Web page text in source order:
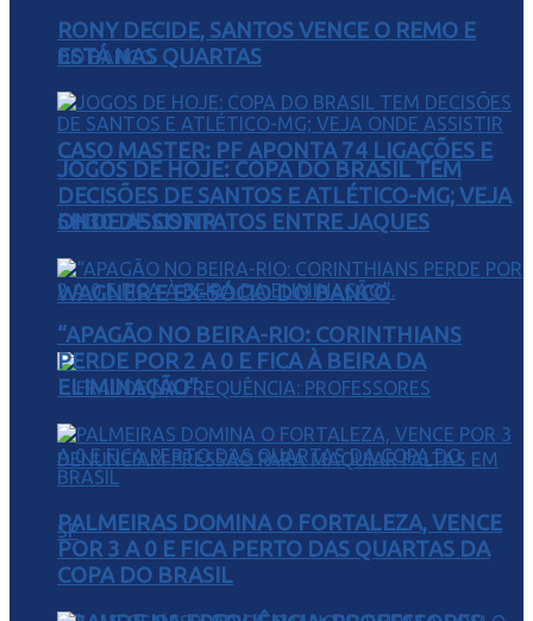
CASO MASTER: PF APONTA 74 LIGAÇÕES E
5H30 DE CONTATOS ENTRE JAQUES
WAGNER E EX-SÓCIO DO BANCO
RONY DECIDE, SANTOS VENCE O REMO E
ESTÁ NAS QUARTAS
JOGOS DE HOJE: COPA DO BRASIL TEM
DECISÕES DE SANTOS E ATLÉTICO-MG; VEJA
ONDE ASSISTIR
“APAGÃO NO BEIRA-RIO: CORINTHIANS
PERDE POR 2 A 0 E FICA À BEIRA DA
ELIMINAÇÃO”.
PALMEIRAS DOMINA O FORTALEZA, VENCE
POR 3 A 0 E FICA PERTO DAS QUARTAS DA
COPA DO BRASIL